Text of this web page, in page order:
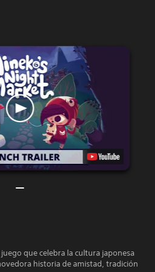
que celebra la cultura japonesa
historia de amistad, tradición